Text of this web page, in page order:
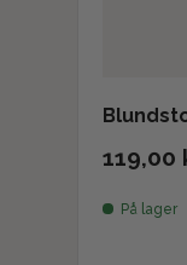
119,00
På lager